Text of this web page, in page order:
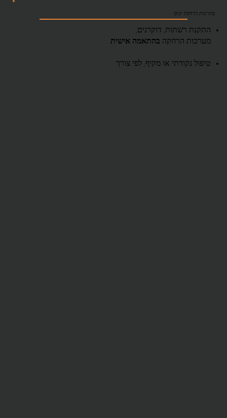
פתרונות הרחקת יונים
התקנת רשתות, דוקרנים,
מערכות הרחקה בהתאמה אישית
טיפול נקודתי או מקיף, לפי צורך